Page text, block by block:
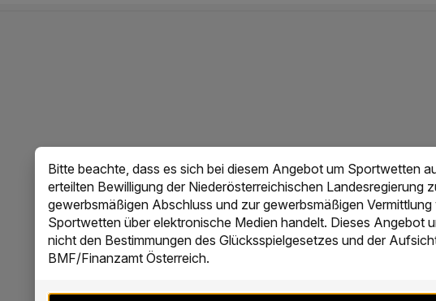
Bitte beachte, dass es sich bei diesem Angebot um Sportwetten
erteilten Bewilligung der Niederösterreichischen Landesregierung
gewerbsmäßigen Abschluss und zur gewerbsmäßigen
Sportwetten über elektronische Medien handelt. Dieses Angebot
nicht den Bestimmungen des Glücksspielgesetzes und der
BMF/Finanzamt Österreich.